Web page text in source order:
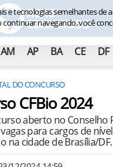
AM AP BA CE DF
DO CONCURSO
CFBio 2024
aberto no Conselho
para cargos de
na cidade de Brasília/DF.
e tecnologias semelhantes de
continuar navegando, você